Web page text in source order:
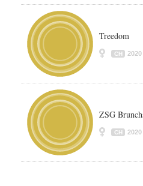
Treedom
CH 2020
ZSG
CH 2020